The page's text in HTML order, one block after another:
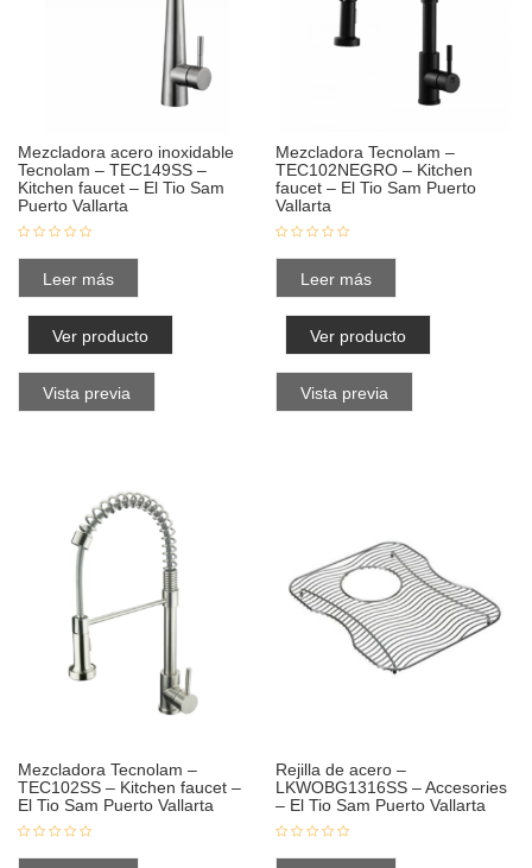
Mezcladora acero inoxidable
Tecnolam – TEC149SS –
Kitchen faucet – El Tio Sam
Puerto Vallarta
Leer más
Ver producto
Vista previa
Mezcladora Tecnolam –
TEC102NEGRO – Kitchen
faucet – El Tio Sam Puerto
Vallarta
Leer más
Ver producto
Vista previa
Mezcladora Tecnolam –
TEC102SS – Kitchen faucet –
El Tio Sam Puerto Vallarta
Rejilla de acero –
LKWOBG1316SS – Accesories
– El Tio Sam Puerto Vallarta